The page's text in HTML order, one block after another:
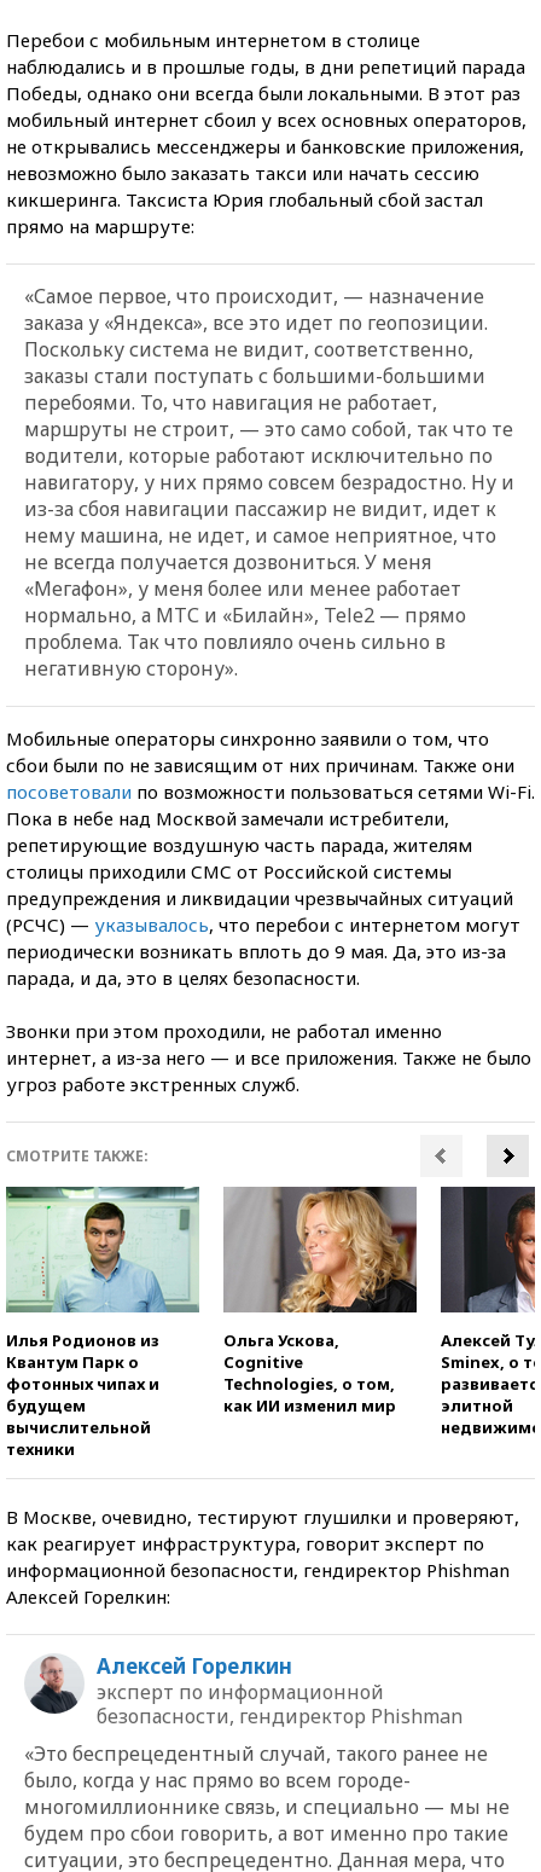
Перебои с мобильным интернетом в столице
наблюдались и в прошлые годы, в дни репетиций парада
Победы, однако они всегда были локальными. В этот раз
мобильный интернет сбоил у всех основных операторов,
не открывались мессенджеры и банковские приложения,
невозможно было заказать такси или начать сессию
кикшеринга. Таксиста Юрия глобальный сбой застал
прямо на маршруте:
«Самое первое, что происходит, — назначение
заказа у «Яндекса», все это идет по геопозиции.
Поскольку система не видит, соответственно,
заказы стали поступать с большими-большими
перебоями. То, что навигация не работает,
маршруты не строит, — это само собой, так что те
водители, которые работают исключительно по
навигатору, у них прямо совсем безрадостно. Ну и
из-за сбоя навигации пассажир не видит, идет к
нему машина, не идет, и самое неприятное, что
не всегда получается дозвониться. У меня
«Мегафон», у меня более или менее работает
нормально, а МТС и «Билайн», Tele2 — прямо
проблема. Так что повлияло очень сильно в
негативную сторону».
Мобильные операторы синхронно заявили о том, что
сбои были по не зависящим от них причинам. Также они
посоветовали по возможности пользоваться сетями Wi-Fi.
Пока в небе над Москвой замечали истребители,
репетирующие воздушную часть парада, жителям
столицы приходили СМС от Российской системы
предупреждения и ликвидации чрезвычайных ситуаций
(РСЧС) — указывалось, что перебои с интернетом могут
периодически возникать вплоть до 9 мая. Да, это из-за
парада, и да, это в целях безопасности.
Звонки при этом проходили, не работал именно
интернет, а из-за него — и все приложения. Также не было
угроз работе экстренных служб.
СМОТРИТЕ ТАКЖЕ:
Илья Родионов из
Квантум Парк о
фотонных чипах и
будущем
вычислительной
техники
Ольга Ускова,
Cognitive
Technologies, о том,
как ИИ изменил мир
Алексей
Sminex, о
элитной
В Москве, очевидно, тестируют глушилки и проверяют,
как реагирует инфраструктура, говорит эксперт по
информационной безопасности, гендиректор Phishman
Алексей Горелкин:
Алексей Горелкин
эксперт по информационной
безопасности, гендиректор Phishman
«Это беспрецедентный случай, такого ранее не
было, когда у нас прямо во всем городе-
многомиллионнике связь, и специально — мы не
будем про сбои говорить, а вот именно про такие
ситуации, это беспрецедентно. Данная мера, что